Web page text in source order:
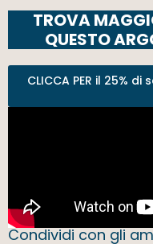
TROVA
QUESTO
CLICCA PER il 25%
Condividi con gli